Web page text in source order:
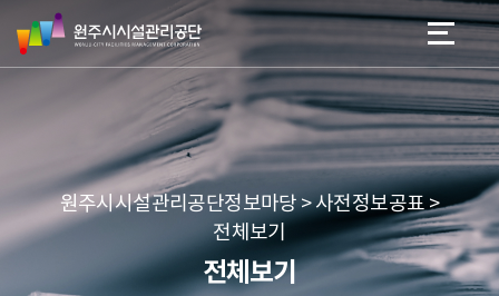
네
본문 바로가기
메뉴 바로가기
원
주
시
리
공
단
원주시시설관리공단정보마당 > 사전정보공표 >
전체보기
전체보기